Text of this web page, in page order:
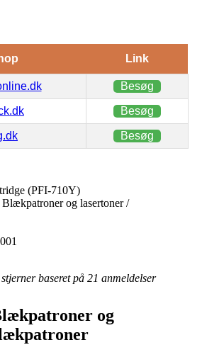
Link
Besøg
Besøg
Besøg
(PFI-710Y)
og lasertoner /
baseret på 21 anmeldelser
og